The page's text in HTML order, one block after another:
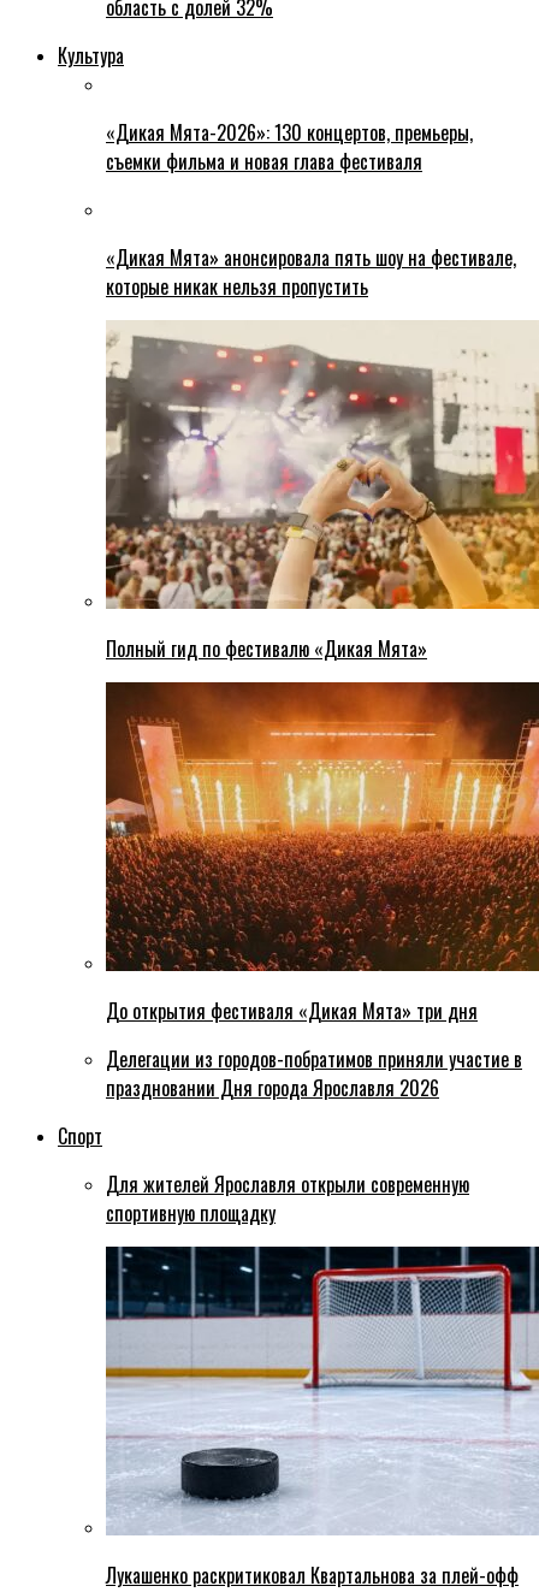
область с долей 32%
Культура
«Дикая Мята-2026»: 130 концертов, премьеры,
съемки фильма и новая глава фестиваля
«Дикая Мята» анонсировала пять шоу на фестивале,
которые никак нельзя пропустить
Полный гид по фестивалю «Дикая Мята»
До открытия фестиваля «Дикая Мята» три дня
Делегации из городов-побратимов приняли участие в
праздновании Дня города Ярославля 2026
Спорт
Для жителей Ярославля открыли современную
спортивную площадку
Лукашенко раскритиковал Квартальнова за плей-офф